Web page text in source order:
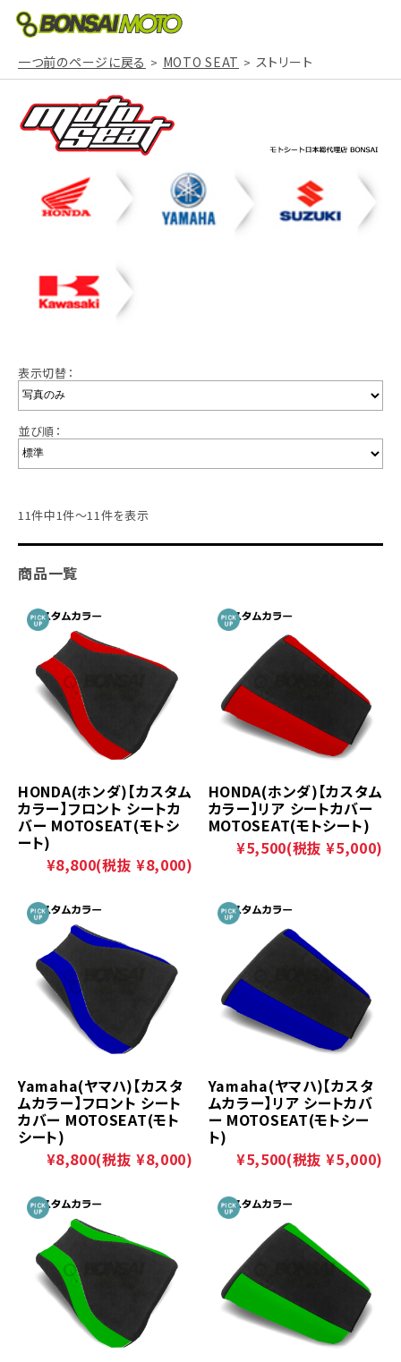
一つ前のページに戻る MOTO SEAT ストリート
表示切替：
並び順：
11件中1件～11件を表示
商品一覧
HONDA(ホンダ)【カスタム
カラー】フロント シートカ
バー MOTOSEAT(モトシ
ート)
¥8,800(税抜 ¥8,000)
HONDA(ホンダ)【カスタム
カラー】リア シートカバー
MOTOSEAT(モトシート)
¥5,500(税抜 ¥5,000)
Yamaha(ヤマハ)【カスタ
ムカラー】フロント シート
カバー MOTOSEAT(モト
シート)
¥8,800(税抜 ¥8,000)
Yamaha(ヤマハ)【カスタ
ムカラー】リア シートカバ
ー MOTOSEAT(モトシー
ト)
¥5,500(税抜 ¥5,000)